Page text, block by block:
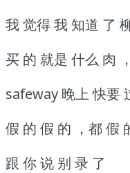
我 觉得 我 知道 了
买 的 就是 什么 肉
safeway 晚上 快要
假 的 假 的 ，都 假
跟 你 说 别 录 了